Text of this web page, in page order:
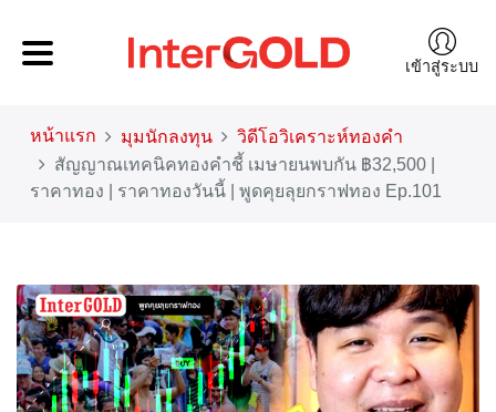
เข้าสู่ระบบ
หน้าแรก มุมนักลงทุน
วิดีโอวิเคราะห์ทองคำ
สัญญาณเทคนิคทองคำชี้ เมษายนพบกัน ฿32,500 |
ราคาทอง | ราคาทองวันนี้ | พูดคุยลุยกราฟทอง Ep.101